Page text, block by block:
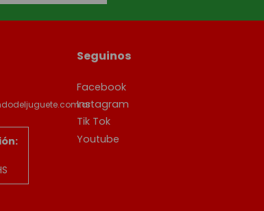
Seguinos
Facebook
Instagram
Tik Tok
Youtube